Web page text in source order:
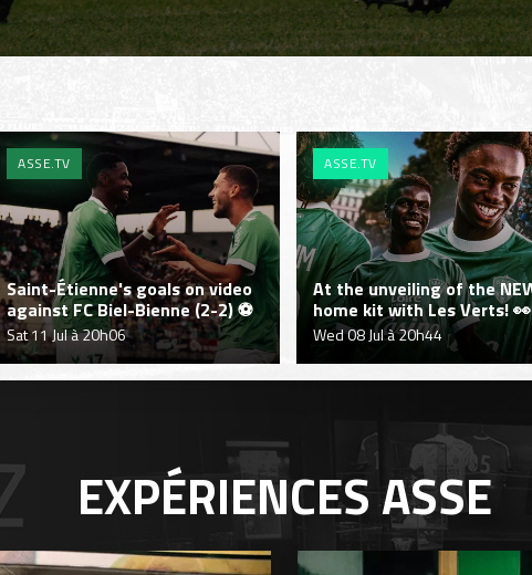
ASSE.TV
Saint-Étienne's goals on video
against FC Biel-Bienne (2-2) ⚽
Sat 11 Jul à 20h06
ASSE.TV
At the unveiling of the
home kit with Les Verts! 👀
Wed 08 Jul à 20h44
EXPÉRIENCESASSE